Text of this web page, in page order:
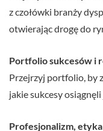
z czołówki branży
otwierając drogę do
Portfolio sukcesów i
Przejrzyj portfolio, by
jakie sukcesy
Profesjonalizm,